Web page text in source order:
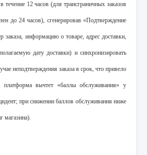
течение 12 часов (для трансграничных заказов
до 24 часов), сгенерировав «Подтверждение
заказа, информацию о товаре, адрес доставки,
дату доставки) и синхронизировать
неподтверждения заказа в срок, что привело
платформа вычтет «баллы обслуживания» у
при снижении баллов обслуживания ниже
магазина).